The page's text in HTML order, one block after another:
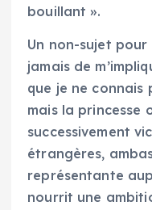
bouillant ».
Un non-sujet pour
jamais de
que je ne connais
mais la princesse
successivement
étrangères,
représentante
nourrit une